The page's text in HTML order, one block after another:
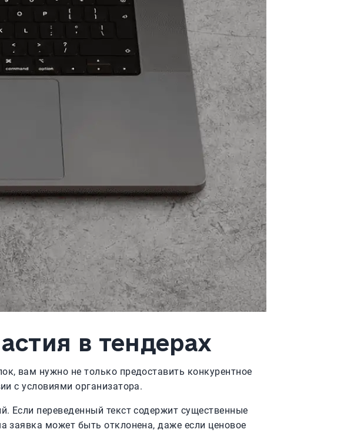
в тендерах
вам нужно не только предоставить конкурентное
с условиями организатора.
Если переведенный текст содержит существенные
заявка может быть отклонена, даже если ценовое